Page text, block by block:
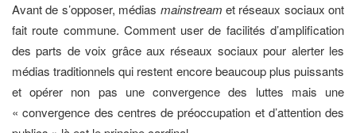
Avant de s’opposer, médias mainstream et réseaux sociaux ont
fait route commune. Comment user de facilités d’amplification
des parts de voix grâce aux réseaux sociaux pour alerter les
médias traditionnels qui restent encore beaucoup plus puissants
et opérer non pas une convergence des luttes mais une
« convergence des centres de préoccupation et d’attention des